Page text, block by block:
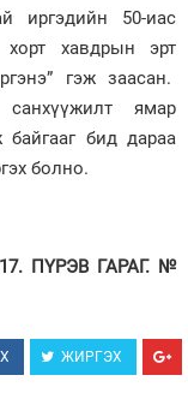
иргэдийн 50-иас
хорт хавдрын эрт
гэж заасан.
ямар
байгааг бид дараа
болно.
ПҮРЭВ ГАРАГ. №
ЖИРГЭХ